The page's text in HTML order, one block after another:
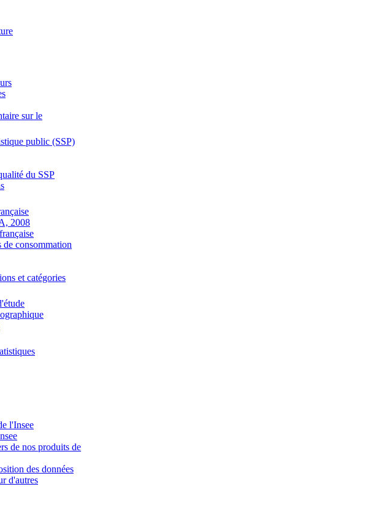
sur le
public (SSP)
du SSP
2008
consommation
et catégories
l'Insee
de nos produits de
des données
d'autres